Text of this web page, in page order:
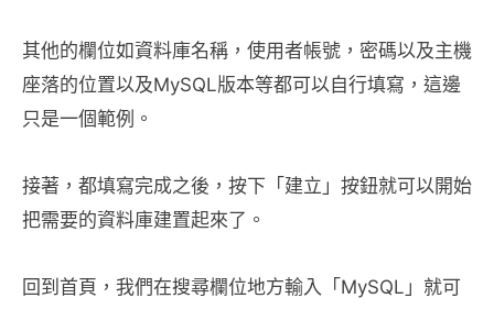
其他的欄位如資料庫名稱，使用者帳號，密碼以及主機
座落的位置以及MySQL版本等都可以自行填寫，這邊
只是一個範例。
接著，都填寫完成之後，按下「建立」按鈕就可以開始
把需要的資料庫建置起來了。
回到首頁，我們在搜尋欄位地方輸入「MySQL」就可